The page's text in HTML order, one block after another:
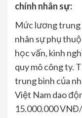
chính nhân sự:
Mức lương trung
nhân sự phụ
học vấn, kinh
quy mô công ty.
trung bình của
Việt Nam dao
15.000.000